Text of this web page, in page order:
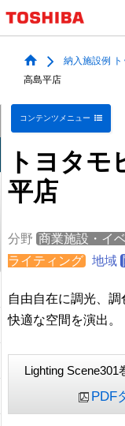
納入施設例 ト
高島平店
コンテンツメニュー
トヨタ
平店
分野 商業施設・イ
ライティング
地域
自由自在に調光、
快適な空間を演出。
Lighting Scene301
PDF